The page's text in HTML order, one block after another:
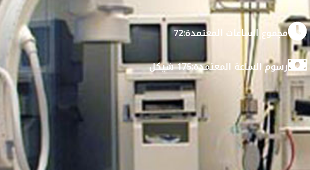
مجموع الساعات المعتمدة:72
رسوم الساعة المعتمدة:175 شيكل